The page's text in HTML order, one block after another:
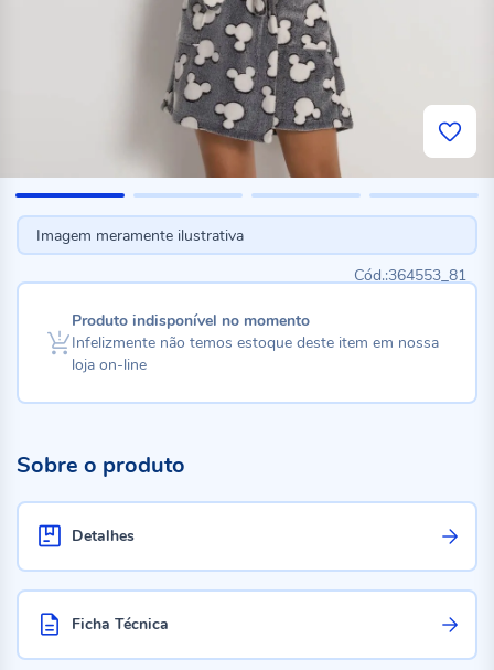
Imagem meramente ilustrativa
364553_81
Produto indisponível no momento
Infelizmente não temos estoque deste item em nossa
loja on-line
Sobre o produto
Detalhes
Ficha Técnica